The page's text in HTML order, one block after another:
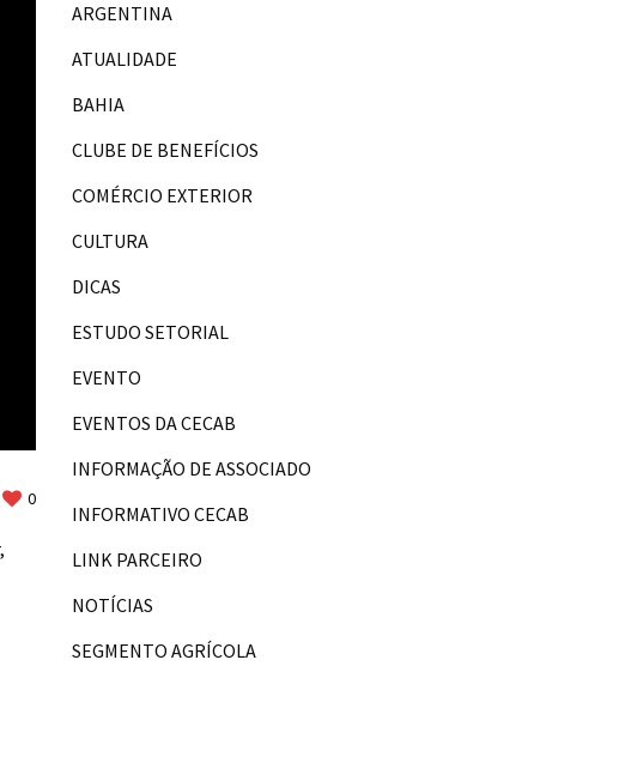
0
ARGENTINA
ATUALIDADE
BAHIA
CLUBE DE BENEFÍCIOS
COMÉRCIO EXTERIOR
CULTURA
DICAS
ESTUDO SETORIAL
EVENTO
EVENTOS DA CECAB
INFORMAÇÃO DE ASSOCIADO
INFORMATIVO CECAB
LINK PARCEIRO
NOTÍCIAS
SEGMENTO AGRÍCOLA